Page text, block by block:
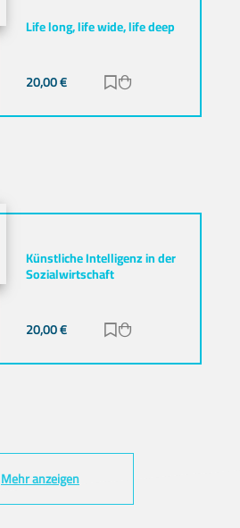
Life long, life wide, life deep
20,00€ Zur Merkliste
Künstliche Intelligenz in der
Sozialwirtschaft
20,00€ Zur Merkliste
Mehr anzeigen